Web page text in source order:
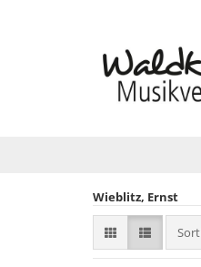
Wieblitz, Ernst